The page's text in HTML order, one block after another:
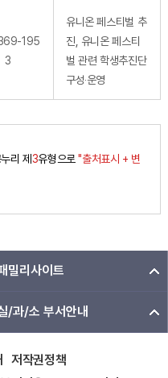
195
3
유니온 페스티벌 추
진, 유니온 페스티
벌 관련 학생추진단
구성‧운영
리 제 3유형으로"출처표시 + 변
밀리사이트
/과/소 부서안내
저작권정책